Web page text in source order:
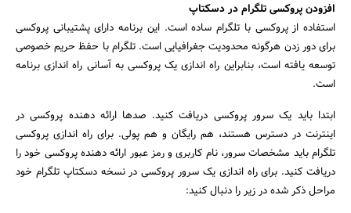
افزودن پروکسی تلگرام در دسکتاپ
استفاده از پروکسی با تلگرام ساده است. این برنامه دارای پشتیبانی پروکسی
برای دور زدن هرگونه محدودیت جغرافیایی است. تلگرام با حفظ حریم خصوصی
توسعه یافته است، بنابراین راه اندازی یک پروکسی به آسانی راه اندازی برنامه
است.
ابتدا باید یک سرور پروکسی دریافت کنید. صدها ارائه دهنده پروکسی در
اینترنت در دسترس هستند، هم رایگان و هم پولی. برای راه اندازی پروکسی
تلگرام باید مشخصات سرور، نام کاربری و رمز عبور ارائه دهنده پروکسی خود را
دریافت کنید. برای راه اندازی یک سرور پروکسی در نسخه دسکتاپ تلگرام خود
مراحل ذکر شده در زیر را دنبال کنید: